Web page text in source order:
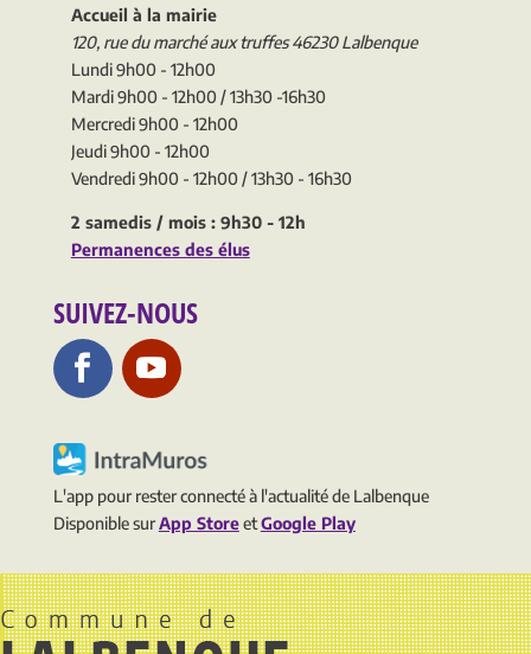
Accueil à la mairie
120, rue du marché aux truffes 46230 Lalbenque
Lundi 9h00 - 12h00
Mardi 9h00 - 12h00 / 13h30 -16h30
Mercredi 9h00 - 12h00
Jeudi 9h00 - 12h00
Vendredi 9h00 - 12h00 / 13h30 - 16h30
2 samedis / mois : 9h30 - 12h
Permanences des élus
SUIVEZ-NOUS
L'app pour rester connecté à l'actualité de Lalbenque
Disponible surApp StoreetGoogle Play